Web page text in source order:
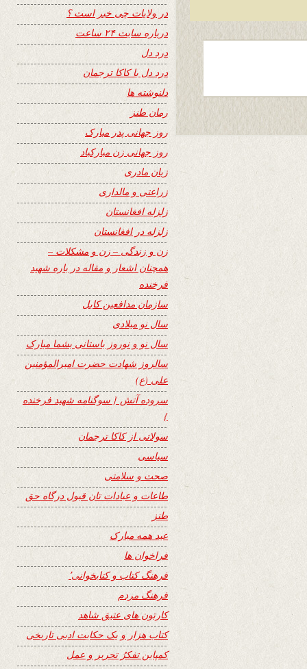
در ولایات چی خبر است ؟
درباره سایت ۲۴ ساعت
درد دل
درد دل با کاکا ترجمان
دلنوشته ها
رمان طنز
روز جهانی پدر مبارک
روز جهانی زن مبارکباد
زبان مادری
زراعتی و مالداری
زلزله افغانستان
زلزله در افغانستان
زن و زندگی – زن و مشکلات –
همچنان اشعار و مقاله در باره شهید
فرخنده
سازمان مدافعین کابل
سال نو میلادی
سال نو و نوروز باستانی بشما مبارک
سالروز شهادت حضرت امیرالمؤمنین
علی (ع)
سروده آتش { سوگنامه شهید فرخنده
}
سولاتی از کاکا ترجمان
سیاسی
صحت و سلامتی
طاعات و عبادات تان قبول درگاه حق
طنز
عید همه مبارک
فراخوان ها
فرهنگ کتاب و کتابخوانی٬
فرهنگ مردم
کارتون های عتیق شاهد
کتاب هزار و یک حکایت ادبی تاریخی
کمپاین تفکرُ تحریر و عمل